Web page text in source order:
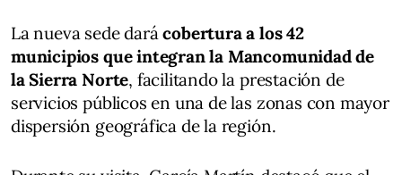
La nueva sede darácobertura a los 42
municipios que integran la Mancomunidad de
la Sierra Norte, facilitando la prestación de
servicios públicos en una de las zonas con mayor
dispersión geográfica de la región.